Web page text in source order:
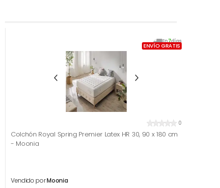
En7días
ENVÍO GRATIS
0
Colchón Royal Spring Premier Latex HR 30, 90 x 180 cm
- Moonia
Vendido porMoonia